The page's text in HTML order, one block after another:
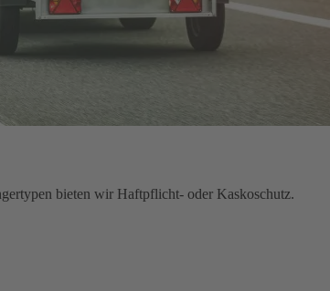
bieten wir Haftpflicht- oder Kaskoschutz.